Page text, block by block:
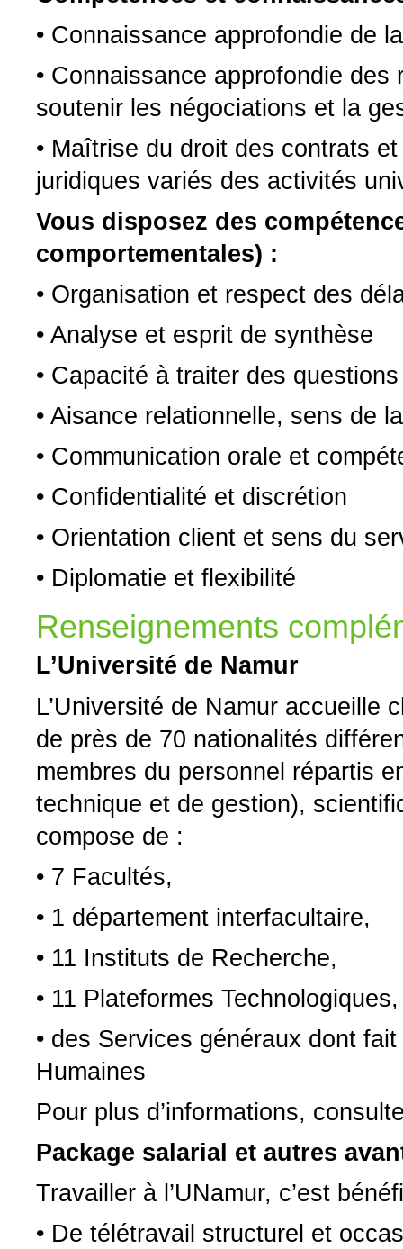
• Connaissance approfondie de
• Connaissance approfondie
soutenir les négociations et la
• Maîtrise du droit des contrats
juridiques variés des activités
Vous disposez des
comportementales) :
• Organisation et respect des
• Analyse et esprit de synthèse
• Capacité à traiter des
• Aisance relationnelle, sens de
• Communication orale et
• Confidentialité et discrétion
• Orientation client et sens du
• Diplomatie et flexibilité
Renseignements
L’Université de Namur
L’Université de Namur accueille
de près de 70 nationalités
membres du personnel répartis
technique et de gestion),
compose de :
• 7 Facultés,
• 1 département interfacultaire,
• 11 Instituts de Recherche,
• 11 Plateformes Technologiques,
• des Services généraux dont
Humaines
Pour plus d’informations,
Package salarial et autres
Travailler à l’UNamur, c’est
• De télétravail structurel et